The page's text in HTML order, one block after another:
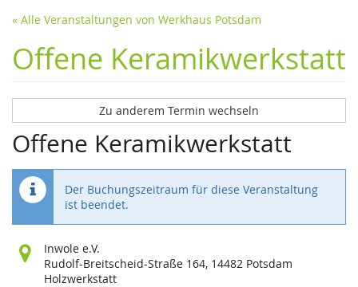
« Alle Veranstaltungen von Werkhaus Potsdam
Offene Keramikwerkstatt
Zu anderem Termin wechseln
Offene Keramikwerkstatt
Der Buchungszeitraum für diese Veranstaltung
ist beendet.
Wo
findet
diese
Inwole e.V.
Rudolf-Breitscheid-Straße 164, 14482 Potsdam
Holzwerkstatt